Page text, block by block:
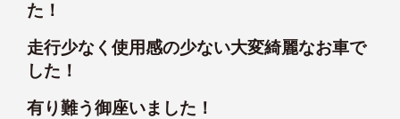
た！
走行少なく使用感の少ない大変綺麗なお車で
した！
有り難う御座いました！